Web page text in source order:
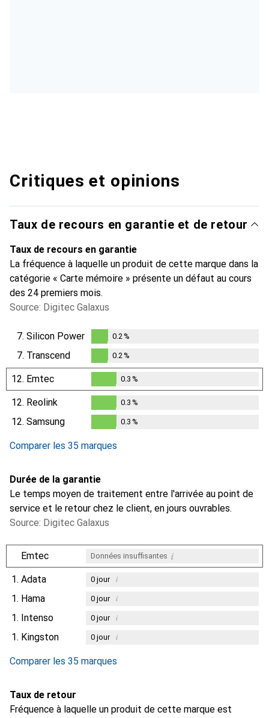
Critiques et opinions
Taux de recours en garantie et de retour
Taux de recours en garantie
La fréquence à laquelle un produit de cette marque dans la
catégorie « Carte mémoire » présente un défaut au cours
des 24 premiers mois.
Source: Digitec Galaxus
7. Silicon Power
0.2%
0.2 %
7. Transcend
0.2%
0.2 %
12. Emtec
0.3%
0.3 %
12. Reolink
0.3%
0.3 %
12. Samsung 0.3 %
Comparer les 35 marques
Durée de la garantie
Le temps moyen de traitement entre l'arrivée au point de
service et le retour chez le client, en jours ouvrables.
Source: Digitec Galaxus
Emtec Données insuffisantes i
1. Adata 0jour i
1. Hama 0jour i
1. Intenso 0jour i
1. Kingston 0jour i
Comparer les 35 marques
Taux de retour
Fréquence à laquelle un produit de cette marque est